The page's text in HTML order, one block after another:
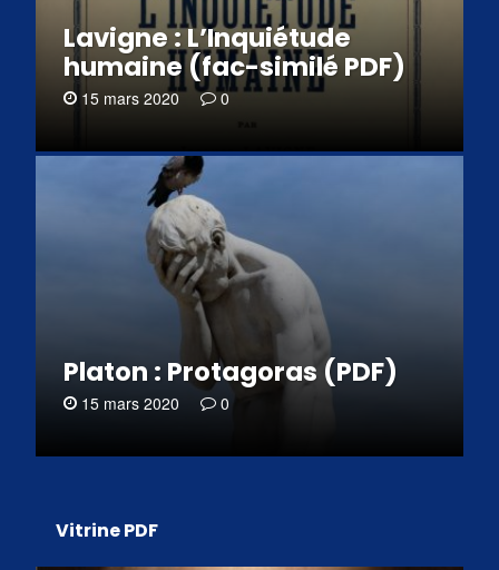
Lavigne : L’Inquiétude
humaine (fac-similé PDF)
15 mars 2020 0
Platon : Protagoras (PDF)
15 mars 2020 0
Vitrine PDF